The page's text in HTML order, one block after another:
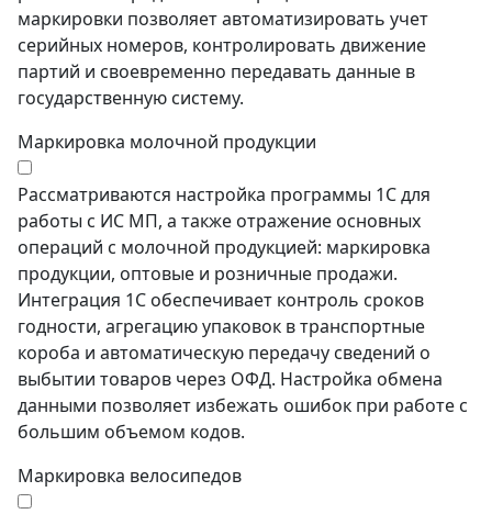
маркировки позволяет автоматизировать учет
серийных номеров, контролировать движение
партий и своевременно передавать данные в
государственную систему.
Маркировка молочной продукции
Рассматриваются настройка программы 1С для
работы с ИС МП, а также отражение основных
операций с молочной продукцией: маркировка
продукции, оптовые и розничные продажи.
Интеграция 1С обеспечивает контроль сроков
годности, агрегацию упаковок в транспортные
короба и автоматическую передачу сведений о
выбытии товаров через ОФД. Настройка обмена
данными позволяет избежать ошибок при работе с
большим объемом кодов.
Маркировка велосипедов